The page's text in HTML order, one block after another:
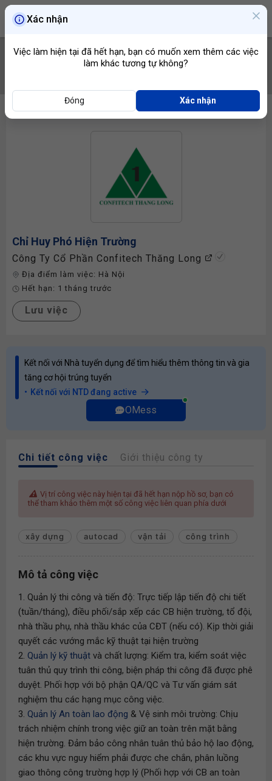
Chỉ Huy Phó Hiện Trường
Công Ty Cổ Phần Confitech Thăng Long
Địa điểm làm việc: Hà Nội
Hết hạn: 1 tháng trước
Lưu việc
Kết nối với Nhà tuyển dụng để tìm hiểu thêm thông tin và gia
tăng cơ hội trúng tuyển
Kết nối với NTD đang active
OMess
Chi tiết công việc Giới thiệu công ty
Vị trí công việc này hiện tại đã hết hạn nộp hồ sơ, bạn có
thể tham khảo thêm một số công việc liên quan phía dưới
xây dựng autocad vận tải công trình
Mô tả công việc
1. Quản lý thi công và tiến độ: Trực tiếp lập tiến độ chi tiết
(tuần/tháng), điều phối/sắp xếp các CB hiện trường, tổ đội,
nhà thầu phụ, nhà thầu khác của CĐT (nếu có). Kịp thời giải
quyết các vướng mắc kỹ thuật tại hiện trường
2. Quản lý kỹ thuật và chất lượng: Kiểm tra, kiểm soát việc
tuân thủ quy trình thi công, biện pháp thi công đã được phê
duyệt. Phối hợp với bộ phận QA/QC và Tư vấn giám sát
nghiệm thu các hạng mục công việc.
3. Quản lý An toàn lao động & Vệ sinh môi trường: Chịu
trách nhiệm chính trong việc giữ an toàn trên mặt bằng
hiện trường. Đảm bảo công nhân tuân thủ bảo hộ lao động,
các khu vực nguy hiểm phải được che chắn, phân luồng
giao thông công trường hợp lý (Phối hợp với CB an toàn
Xác nhận
Việc làm hiện tại đã hết hạn, bạn có muốn xem thêm các việc
làm khác tương tự không?
Đóng Xác nhận